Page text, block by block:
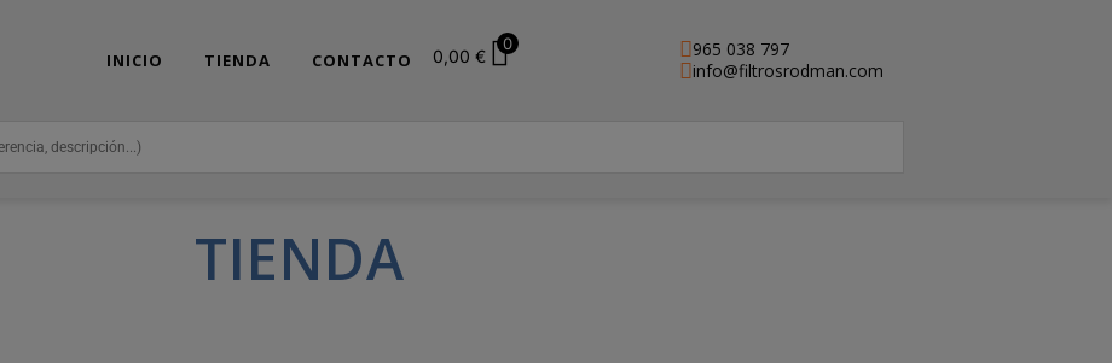
965 038 797
info@filtrosrodman.com
INICIO TIENDA CONTACTO 0,00 €
0
TIENDA